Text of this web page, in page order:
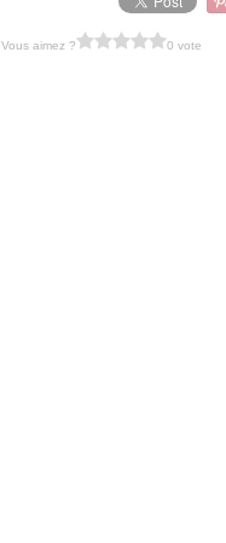
Vous aimez ? 0 vote